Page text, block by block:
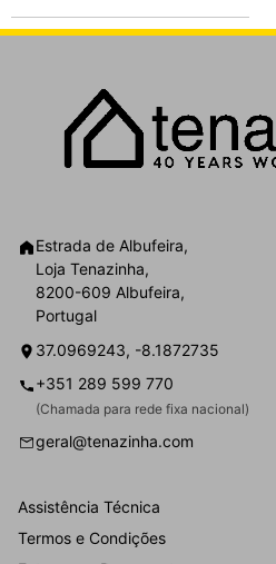
Estrada de Albufeira,
Loja Tenazinha,
8200-609 Albufeira,
Portugal
37.0969243, -8.1872735
+351 289 599 770
(Chamada para rede fixa nacional)
geral@tenazinha.com
Assistência Técnica
Termos e Condições